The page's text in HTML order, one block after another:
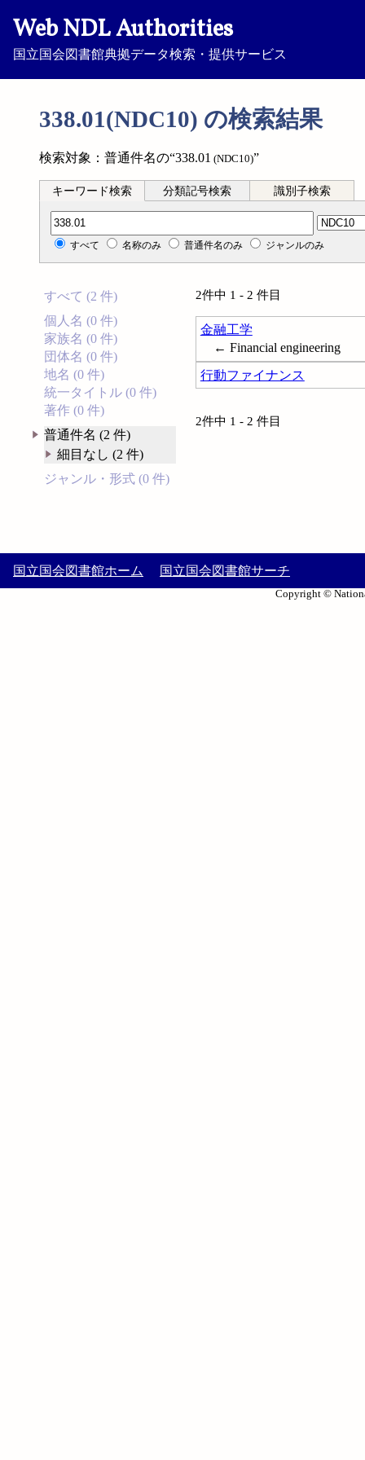
Web NDL Authorities
国立国会図書館典拠データ検索・提供サービス
338.01(NDC10) の検索結果
検索対象：普通件名の“338.01 (NDC10)”
キーワード検索 分類記号検索 識別子検索
分類記号検索
すべて 名称のみ 普通件名のみ ジャンルのみ
すべて (2 件)
個人名 (0 件)
家族名 (0 件)
団体名 (0 件)
地名 (0 件)
統一タイトル (0 件)
著作 (0 件)
普通件名 (2 件)
細目なし (2 件)
ジャンル・形式 (0 件)
2件中 1 - 2 件目
金融工学
← Financial engineering
行動ファイナンス
2件中 1 - 2 件目
国立国会図書館ホーム 国立国会図書館サーチ
Copyright ©